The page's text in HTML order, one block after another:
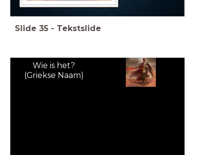
Slide 35 - Tekstslide
Wie is het?
(Griekse Naam)